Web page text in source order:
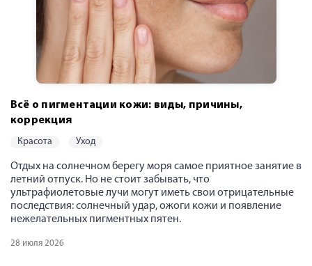
Всё о пигментации кожи: виды, причины,
коррекция
красота уход
Отдых на солнечном берегу моря самое приятное занятие в
летний отпуск. Но не стоит забывать, что
ультрафиолетовые лучи могут иметь свои отрицательные
последствия: солнечный удар, ожоги кожи и появление
нежелательных пигментных пятен.
28 июля 2026